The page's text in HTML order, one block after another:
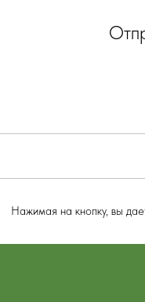
Нажимая на кнопку, вы